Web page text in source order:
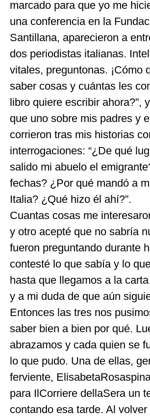
marcado para que yo me
una conferencia en la
Santillana, aparecieron a
dos periodistas italianas.
vitales, preguntonas. ¡Cómo
saber cosas y cuántas les
libro quiere escribir ahora?”,
que uno sobre mis padres y
corrieron tras mis historias
interrogaciones: “¿De qué
salido mi abuelo el
fechas? ¿Por qué mandó a
Italia? ¿Qué hizo él ahí?”.
Cuantas cosas me
y otro acepté que no sabría
fueron preguntando durante
contesté lo que sabía y lo
hasta que llegamos a la
y a mi duda de que aún
Entonces las tres nos
saber bien a bien por qué.
abrazamos y cada quien se
lo que pudo. Una de ellas,
ferviente,
para IlCorriere dellaSera un
contando esa tarde. Al